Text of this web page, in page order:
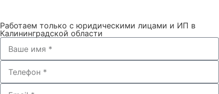
Работаем только с юридическими лицами и ИП в
Калининградской области